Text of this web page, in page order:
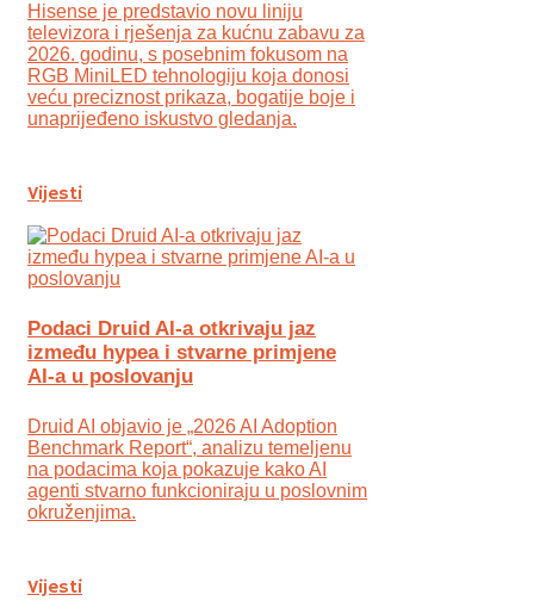
Hisense je predstavio novu liniju
televizora i rješenja za kućnu zabavu za
2026. godinu, s posebnim fokusom na
RGB MiniLED tehnologiju koja donosi
veću preciznost prikaza, bogatije boje i
unaprijeđeno iskustvo gledanja.
Vijesti
Podaci Druid AI-a otkrivaju jaz
između hypea i stvarne primjene
AI-a u poslovanju
Druid AI objavio je „2026 AI Adoption
Benchmark Report“, analizu temeljenu
na podacima koja pokazuje kako AI
agenti stvarno funkcioniraju u poslovnim
okruženjima.
Vijesti